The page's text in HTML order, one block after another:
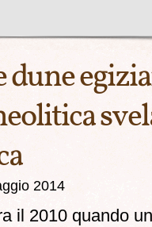
dune
2014
il 2010 quando